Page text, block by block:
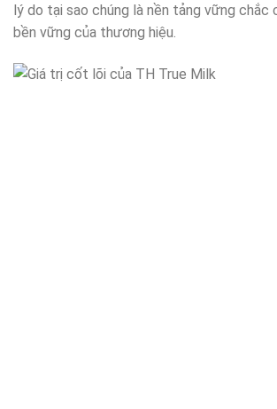
lý do tại sao chúng là nền tảng vững chắc
bền vững của thương hiệu.